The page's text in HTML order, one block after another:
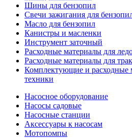
Шины для бензопил
Свечи зажигания для
Масло для бензопил
Канистры и масленки
Инструмент заточный
Расходные материалы для
Расходные материалы для
Комплектующие и расходные
техники
Насосное оборудование
Насосы садовые
Насосные станции
Аксессуары к насосам
Мотопомпы